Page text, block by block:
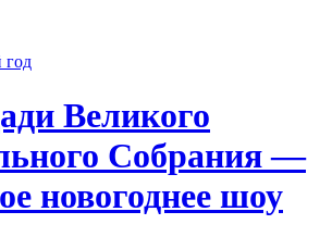
Великого
Собрания —
новогоднее шоу